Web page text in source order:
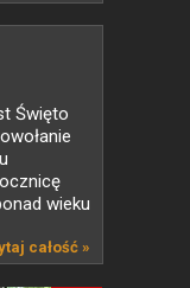
Święto
wieku
całość »